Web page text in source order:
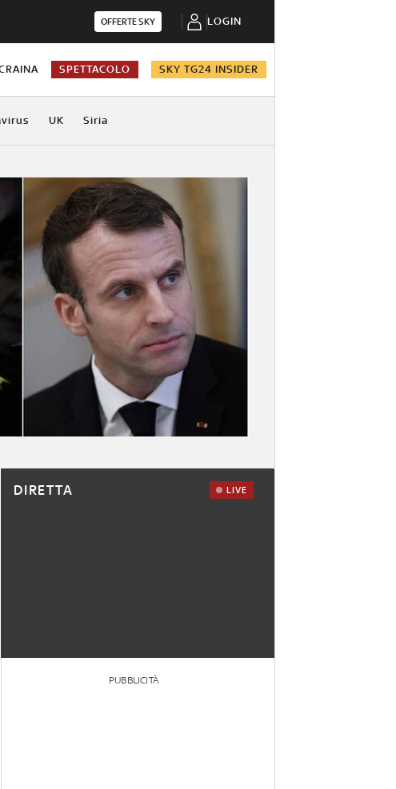
OFFERTE SKY LOGIN
SPETTACOLO SKY TG24 INSIDER
UK Siria
DIRETTA LIVE
PUBBLICITÀ